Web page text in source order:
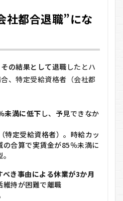
社都合退職”にな
その結果として退職 したとハ
、特定受給資格者（会社都
未満に低下 し、予見できなか
定受給資格者）。時給カッ
の合算で実賃金が85％未満に
き事由による休業が3か月
維持が困難で離職